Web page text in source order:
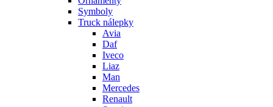
Symboly
Truck nálepky
Avia
Daf
Iveco
Liaz
Man
Mercedes
Renault